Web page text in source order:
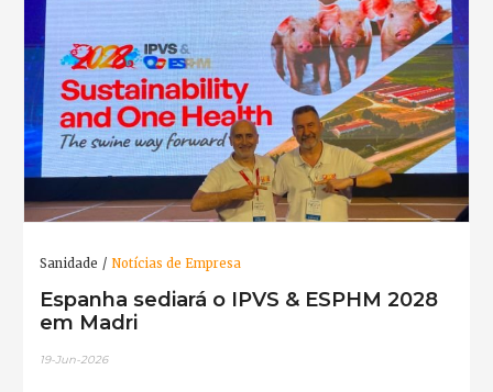
Sanidade Notícias de Empresa
Espanha sediará o IPVS & ESPHM 2028
em Madri
19-Jun-2026